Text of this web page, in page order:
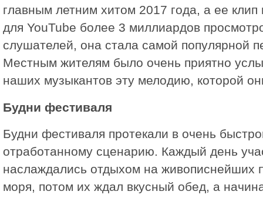
главным летним хитом 2017 года, a ee
для YouTube более 3 миллиардов
слушателей, она стала самой популярной
Местным жителям было очень приятно
наших музыкантов эту мелодию, которой
Будни фестиваля
Будни фестиваля протекали в очень
отработанному сценарию. Каждый день
наслаждались отдыхом на живописнейших
моря, потом их ждал вкусный обед, а